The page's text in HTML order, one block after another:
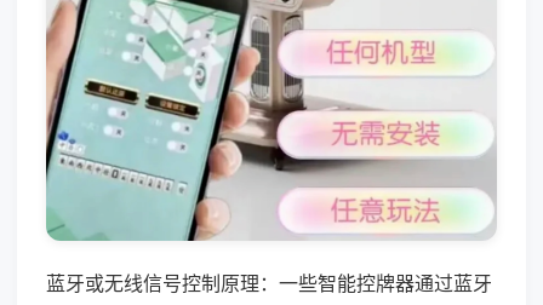
蓝牙或无线信号控制原理：一些智能控牌器通过蓝牙